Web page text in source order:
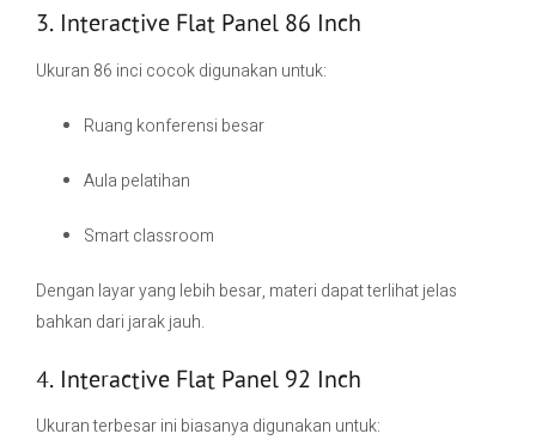
3. Interactive Flat Panel 86 Inch
Ukuran 86 inci cocok digunakan untuk:
Ruang konferensi besar
Aula pelatihan
Smart classroom
Dengan layar yang lebih besar, materi dapat terlihat jelas
bahkan dari jarak jauh.
4. Interactive Flat Panel 92 Inch
Ukuran terbesar ini biasanya digunakan untuk: